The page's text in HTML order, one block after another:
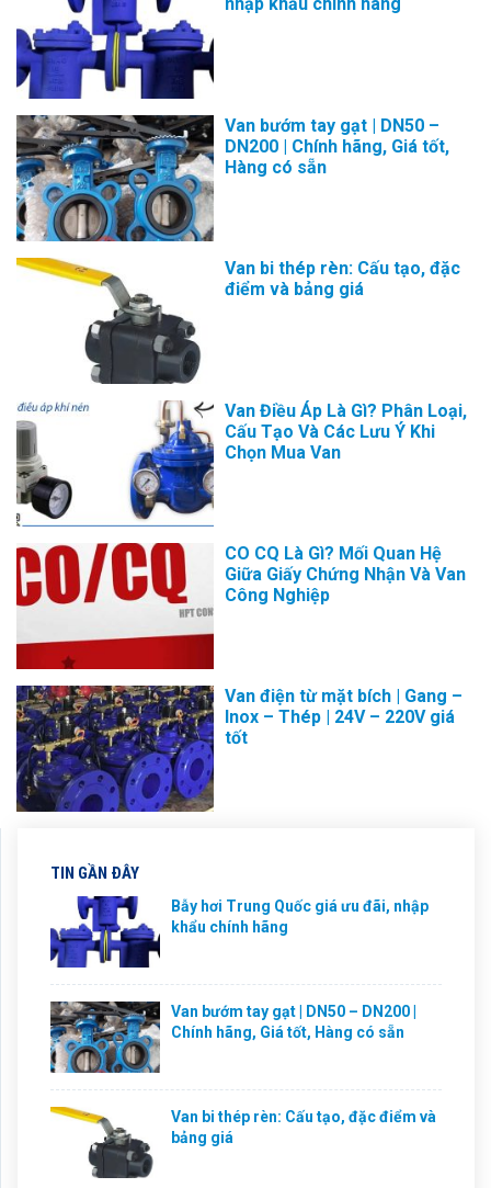
Van bướm tay gạt | DN50 –
DN200 | Chính hãng, Giá tốt,
Hàng có sẵn
Van bi thép rèn: Cấu tạo, đặc
điểm và bảng giá
Van Điều Áp Là Gì? Phân Loại,
Cấu Tạo Và Các Lưu Ý Khi
Chọn Mua Van
CO CQ Là Gì? Mối Quan Hệ
Giữa Giấy Chứng Nhận Và Van
Công Nghiệp
Van điện từ mặt bích | Gang –
Inox – Thép | 24V – 220V giá
tốt
TIN GẦN ĐÂY
Bẫy hơi Trung Quốc giá ưu đãi, nhập
khẩu chính hãng
Van bướm tay gạt | DN50 – DN200 |
Chính hãng, Giá tốt, Hàng có sẵn
Van bi thép rèn: Cấu tạo, đặc điểm và
bảng giá